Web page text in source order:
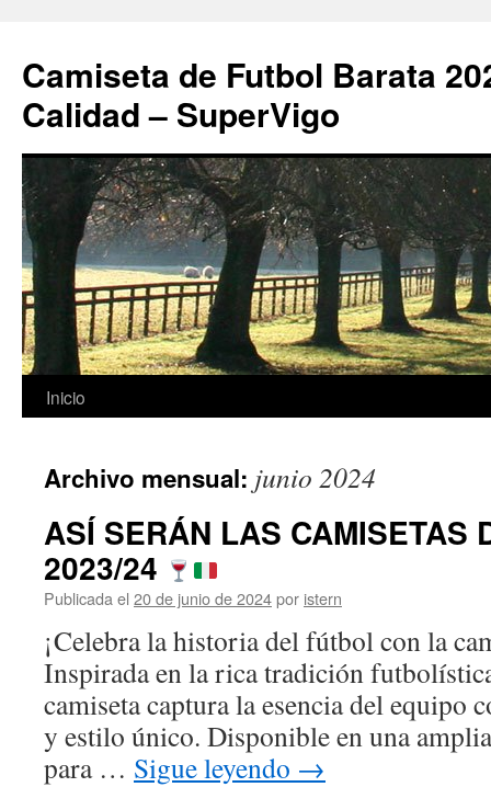
Camiseta de Futbol Barata
Calidad – SuperVigo
Saltar
contenido
Inicio
Archivo mensual: junio 2024
ASÍ SERÁN LAS CAMISETAS
2023/24
Publicada el 20 de junio de 2024por istern
¡Celebra la historia del fútbol con la
Inspirada en la rica tradición
camiseta captura la esencia del equipo
y estilo único. Disponible en una
para … Sigue leyendo →